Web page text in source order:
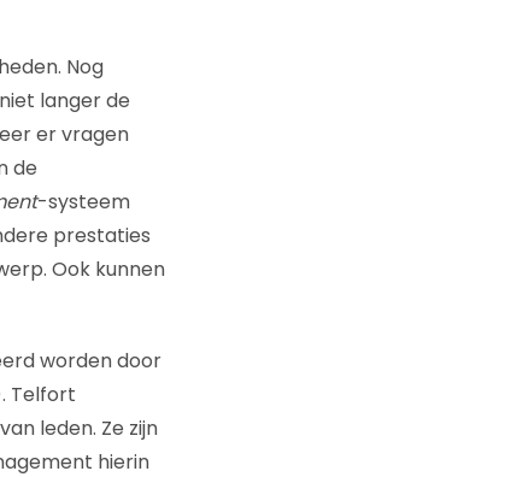
Nog
langer de
er vragen
de
-systeem
prestaties
Ook kunnen
worden door
Telfort
leden. Ze zijn
hierin